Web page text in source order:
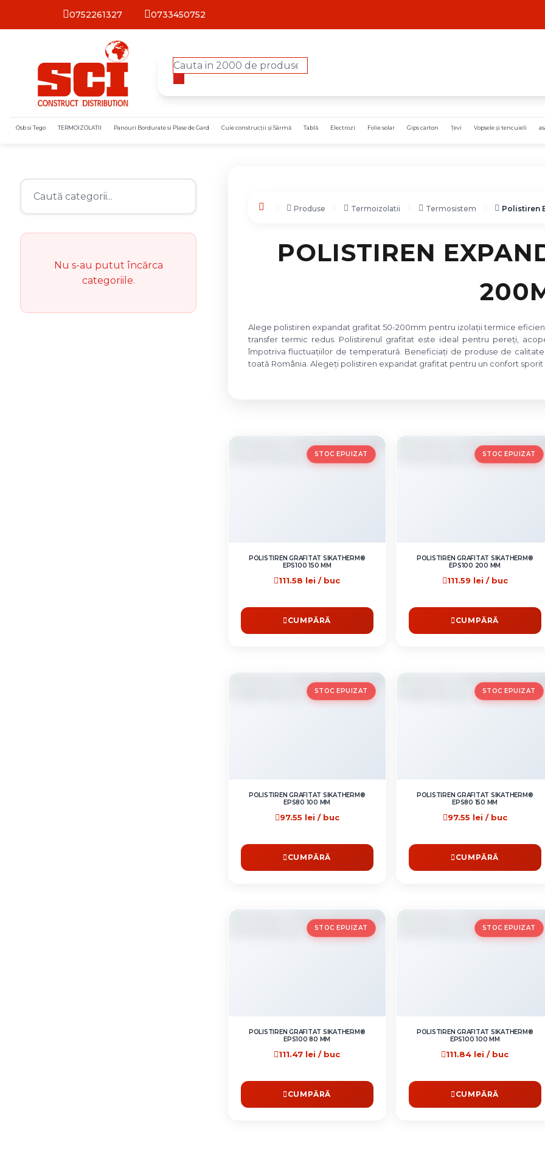
0752261327 0733450752
Osb si Tego TERMOIZOLATII Panouri Bordurate si Plase de Gard Cuie construcții și Sârmă Tablă Electrozi Folie solar Gips carton Țevi Vopsele și tencuieli
Nu s-au putut încărca
categoriile.
Produse Termoizolatii Termosistem Polistiren
POLISTIREN
Alege polistiren expandat grafitat 50-200mm pentru izolații termice
transfer termic redus. Polistirenul grafitat este ideal pentru pereți,
împotriva fluctuațiilor de temperatură. Beneficiați de produse de
toată România. Alegeți polistiren expandat grafitat pentru un confort sporit
STOC EPUIZAT
POLISTIREN GRAFITAT SIKATHERM®
EPS100 150 MM
111.58 lei / buc
CUMPĂRĂ
STOC EPUIZAT
POLISTIREN GRAFITAT SIKATHERM®
EPS100 200 MM
111.59 lei / buc
CUMPĂRĂ
STOC EPUIZAT
POLISTIREN GRAFITAT SIKATHERM®
EPS80 100 MM
97.55 lei / buc
CUMPĂRĂ
STOC EPUIZAT
POLISTIREN GRAFITAT SIKATHERM®
EPS80 150 MM
97.55 lei / buc
CUMPĂRĂ
STOC EPUIZAT
POLISTIREN GRAFITAT SIKATHERM®
EPS100 80 MM
111.47 lei / buc
CUMPĂRĂ
STOC EPUIZAT
POLISTIREN GRAFITAT SIKATHERM®
EPS100 100 MM
111.84 lei / buc
CUMPĂRĂ